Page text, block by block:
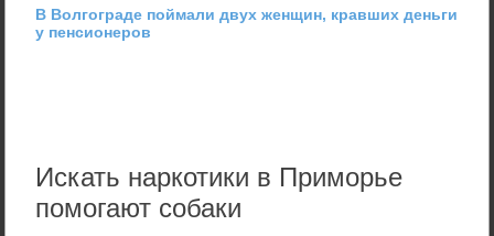
В Волгограде поймали двух женщин, кравших деньги
у пенсионеров
Искать наркотики в Приморье
помогают собаки